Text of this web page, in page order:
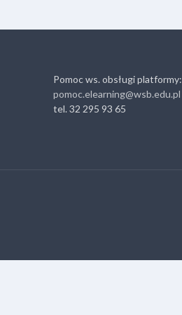
Pomoc ws. obsługi platformy:
pomoc.elearning@wsb.edu.pl
tel. 32 295 93 65